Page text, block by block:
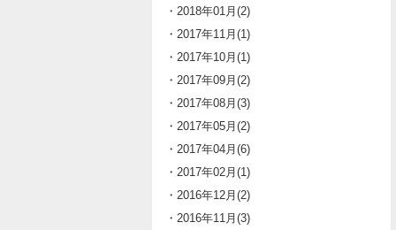
・2018年01月(2)
・2017年11月(1)
・2017年10月(1)
・2017年09月(2)
・2017年08月(3)
・2017年05月(2)
・2017年04月(6)
・2017年02月(1)
・2016年12月(2)
・2016年11月(3)